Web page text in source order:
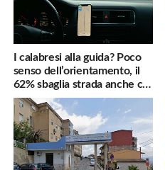
I calabresi alla guida? Poco
senso dell’orientamento, il
62% sbaglia strada anche col
navigatore